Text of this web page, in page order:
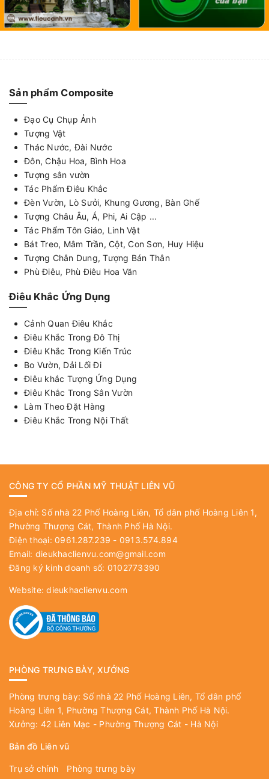
Sản phẩm Composite
Đạo Cụ Chụp Ảnh
Tượng Vật
Thác Nước, Đài Nước
Đôn, Chậu Hoa, Bình Hoa
Tượng sân vườn
Tác Phẩm Điêu Khắc
Đèn Vườn, Lò Sưởi, Khung Gương, Bàn Ghế
Tượng Châu Âu, Á, Phi, Ai Cập ...
Tác Phẩm Tôn Giáo, Linh Vật
Bát Treo, Mâm Trần, Cột, Con Sơn, Huy Hiệu
Tượng Chân Dung, Tượng Bán Thân
Phù Điêu, Phù Điêu Hoa Văn
Điêu Khắc Ứng Dụng
Cảnh Quan Điêu Khắc
Điêu Khắc Trong Đô Thị
Điêu Khắc Trong Kiến Trúc
Bo Vườn, Dải Lối Đi
Điêu khắc Tượng Ứng Dụng
Điêu Khắc Trong Sân Vườn
Làm Theo Đặt Hàng
Điêu Khắc Trong Nội Thất
CÔNG TY CỔ PHẦN MỸ THUẬT LIÊN VŨ
Địa chỉ: Số nhà 22 Phố Hoàng Liên, Tổ dân phố Hoàng Liên 1,
Phường Thượng Cát, Thành Phố Hà Nội.
Điện thoại: 0961.287.239 - 0913.574.894
Email: dieukhaclienvu.com@gmail.com
Đăng ký kinh doanh số: 0102773390
Website:dieukhaclienvu.com
PHÒNG TRƯNG BÀY, XƯỞNG
Phòng trưng bày: Số nhà 22 Phố Hoàng Liên, Tổ dân phố
Hoàng Liên 1, Phường Thượng Cát, Thành Phố Hà Nội.
Xưởng: 42 Liên Mạc - Phường Thượng Cát - Hà Nội
Bản đồ Liên vũ
Trụ sở chính Phòng trưng bày